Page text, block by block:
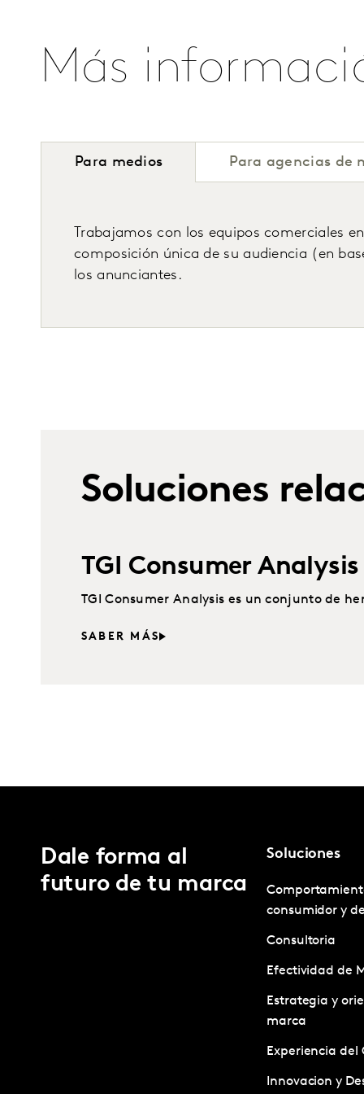
Más
Para medios Para agencias de
Trabajamos con los equipos comerciales
composición única de su audiencia (en
los anunciantes.
Soluciones
TGI Consumer Analysis
TGI Consumer Analysis es un conjunto de
SABER MÁS
Dale forma al
futuro de tu marca
Soluciones
consumidor y
Consultoria
Efectividad de
Estrategia y
marca
Experiencia del
Innovacion y